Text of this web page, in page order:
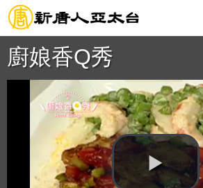
廚娘香Q秀